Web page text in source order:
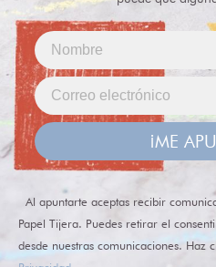
¡ME
Al apuntarte aceptas recibir
Papel Tijera. Puedes retirar el
desde nuestras comunicaciones. Haz